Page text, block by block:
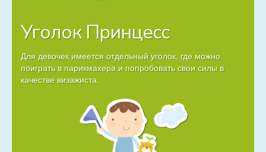
Уголок Принцесс
Для девочек имеется отдельный уголок, где можно
поиграть в парикмахера и попробовать свои силы в
качестве визажиста.